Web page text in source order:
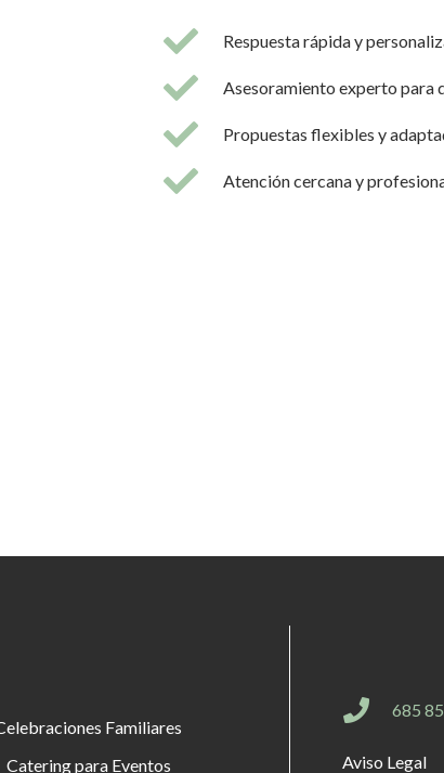
Respuesta rápida y
Asesoramiento experto para
Propuestas flexibles y
Atención cercana y
Familiares
Catering para Eventos
685
Aviso Legal